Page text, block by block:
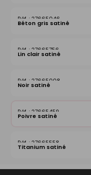
27665046
Béton gris satiné
27665756
Lin clair satiné
27665008
Noir satiné
27665459
Poivre satiné
27665558
Titanium satiné